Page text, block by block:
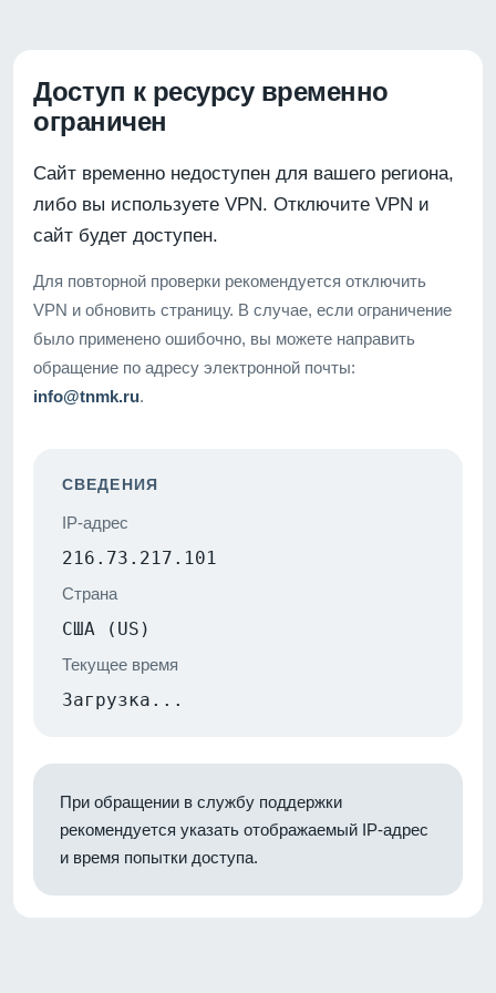
Доступ к ресурсу временно
ограничен
Сайт временно недоступен для вашего региона,
либо вы используете VPN. Отключите VPN и
сайт будет доступен.
Для повторной проверки рекомендуется отключить
VPN и обновить страницу. В случае, если ограничение
было применено ошибочно, вы можете направить
обращение по адресу электронной почты:
info@tnmk.ru.
СВЕДЕНИЯ
IP-адрес
216.73.217.101
Страна
США (US)
Текущее время
Загрузка...
При обращении в службу поддержки
рекомендуется указать отображаемый IP-адрес
и время попытки доступа.